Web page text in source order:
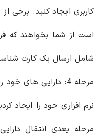
کاربری ایجاد کنید. برخی
است از شما بخواهند که
شامل ارسال یک کارت
مرحله 4: دارایی
نرم افزاری خود را ایجاد
مرحله بعدی انتقال